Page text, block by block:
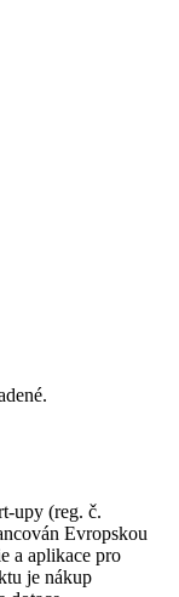
upy (reg. č.
Evropskou
a aplikace pro
je nákup